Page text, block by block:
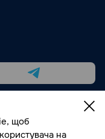
щоб
на